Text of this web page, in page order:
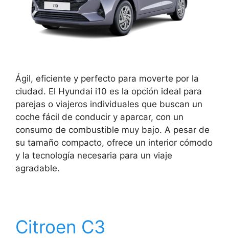
Ágil, eficiente y perfecto para moverte por la
ciudad. El Hyundai i10 es la opción ideal para
parejas o viajeros individuales que buscan un
coche fácil de conducir y aparcar, con un
consumo de combustible muy bajo. A pesar de
su tamaño compacto, ofrece un interior cómodo
y la tecnología necesaria para un viaje
agradable.
Citroen C3